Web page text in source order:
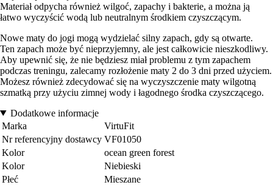
Materiał odpycha również wilgoć, zapachy i bakterie, a można ją
łatwo wyczyścić wodą lub neutralnym środkiem czyszczącym.
Nowe maty do jogi mogą wydzielać silny zapach, gdy są otwarte.
Ten zapach może być nieprzyjemny, ale jest całkowicie nieszkodliwy.
Aby upewnić się, że nie będziesz miał problemu z tym zapachem
podczas treningu, zalecamy rozłożenie maty 2 do 3 dni przed użyciem.
Możesz również zdecydować się na wyczyszczenie maty wilgotną
szmatką przy użyciu zimnej wody i łagodnego środka czyszczącego.
Dodatkowe informacje
Marka
VirtuFit
Nr referencyjny dostawcy VF01050
Kolor
ocean green forest
Kolor
Niebieski
Płeć
Mieszane